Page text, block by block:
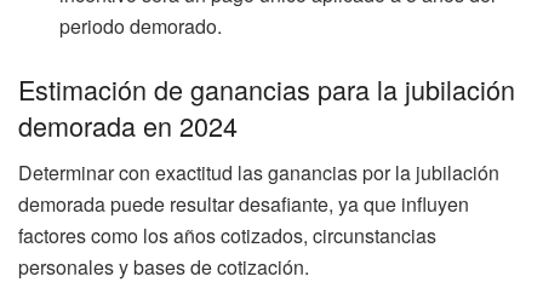
periodo demorado.
Estimación de ganancias para la jubilación
demorada en 2024
Determinar con exactitud las ganancias por la jubilación
demorada puede resultar desafiante, ya que influyen
factores como los años cotizados, circunstancias
personales y bases de cotización.